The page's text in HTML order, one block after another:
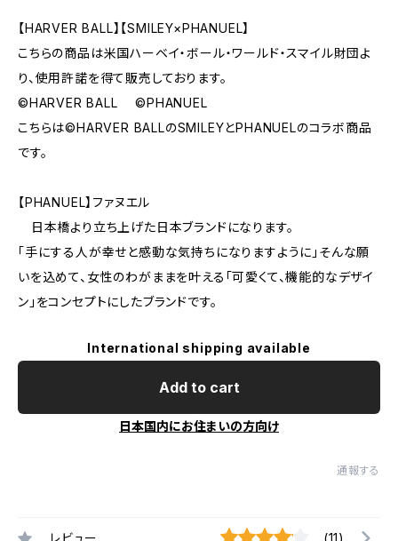
【HARVER BALL】【SMILEY×PHANUEL】
こちらの商品は米国ハーベイ・ボール・ワールド・スマイル財団よ
り、使用許諾を得て販売しております。
©HARVER BALL ©PHANUEL
こちらは©HARVER BALLのSMILEYとPHANUELのコラボ商品
です。
【PHANUEL】ファヌエル
日本橋より立ち上げた日本ブランドになります。
「手にする人が幸せと感動な気持ちになりますように」そんな願
いを込めて、女性のわがままを叶える「可愛くて、機能的なデザイ
ン」をコンセプトにしたブランドです。
International shipping available
Add to cart
日本国内にお住まいの方向け
通報する
レビュー (11)